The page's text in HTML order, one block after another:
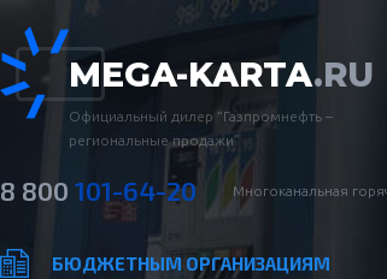
MEGA-KARTA.RU
Официальный дилер “Газпромнефть –
региональные продажи”
8 800 101-64-20 Многоканальная
БЮДЖЕТНЫМ ОРГАНИЗАЦИЯМ